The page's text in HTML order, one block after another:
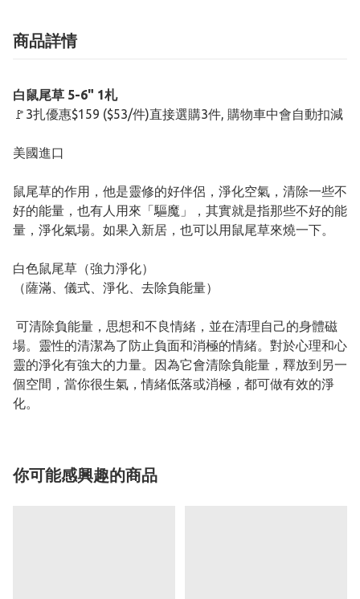
商品詳情
白鼠尾草 5-6" 1札
🚩3扎優惠$159 ($53/件)直接選購3件, 購物車中會自動扣減
美國進口
鼠尾草的作用，他是靈修的好伴侶，淨化空氣，清除一些不
好的能量，也有人用來「驅魔」，其實就是指那些不好的能
量，淨化氣場。如果入新居，也可以用鼠尾草來燒一下。
白色鼠尾草（強力淨化）
（薩滿、儀式、淨化、去除負能量）
可清除負能量，思想和不良情緒，並在清理自己的身體磁
場。靈性的清潔為了防止負面和消極的情緒。對於心理和心
靈的淨化有強大的力量。因為它會清除負能量，釋放到另一
個空間，當你很生氣，情緒低落或消極，都可做有效的淨
化。
你可能感興趣的商品